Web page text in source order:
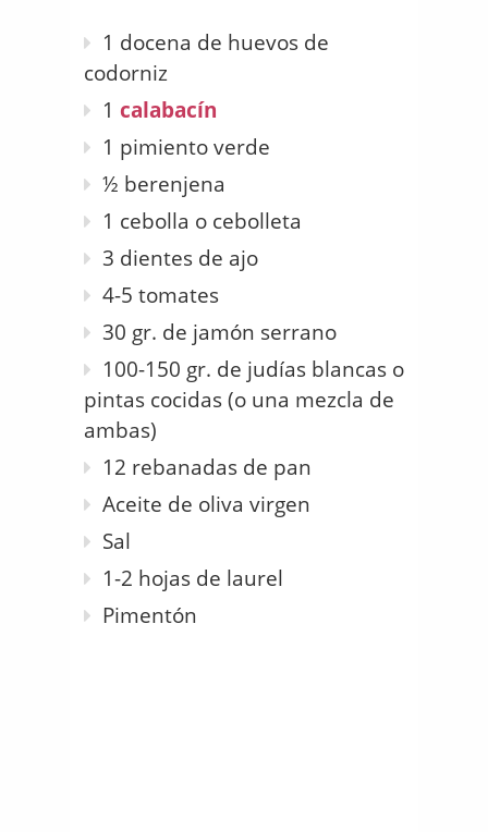
1 docena de huevos de
codorniz
1 calabacín
1 pimiento verde
½ berenjena
1 cebolla o cebolleta
3 dientes de ajo
4-5 tomates
30 gr. de jamón serrano
100-150 gr. de judías blancas o
pintas cocidas (o una mezcla de
ambas)
12 rebanadas de pan
Aceite de oliva virgen
Sal
1-2 hojas de laurel
Pimentón